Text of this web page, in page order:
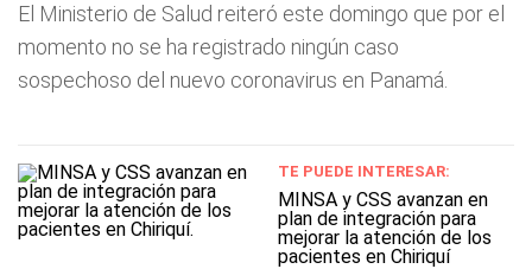
El Ministerio de Salud reiteró este domingo que por el
momento no se ha registrado ningún caso
sospechoso del nuevo coronavirus en Panamá.
TE PUEDE INTERESAR:
MINSA y CSS avanzan en
plan de integración para
mejorar la atención de los
pacientes en Chiriquí